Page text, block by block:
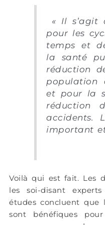
« Il s’agit
pour les
temps et
la santé
réduction
population
et pour la
réduction
accidents.
important
Voilà qui est fait. Les
les soi-disant
études concluent que
sont bénéfiques